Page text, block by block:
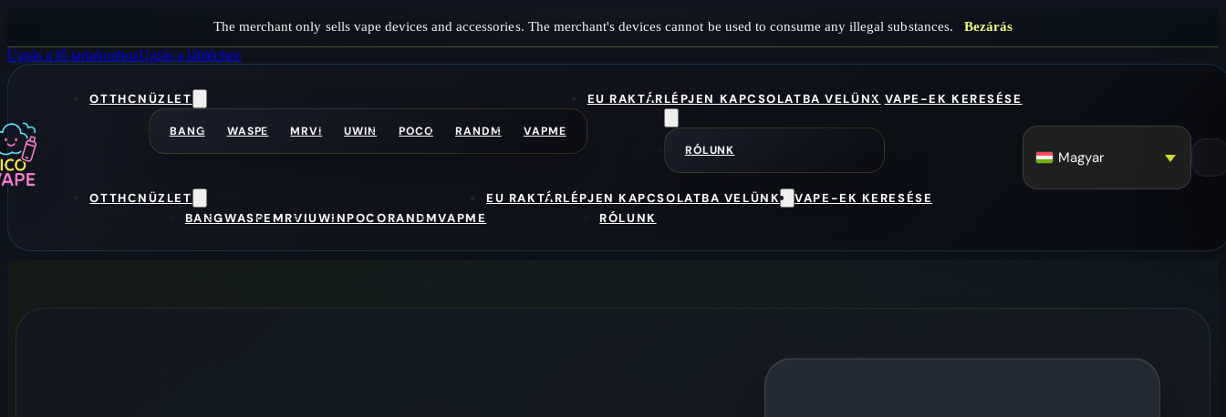
The merchant only sells vape devices and accessories. The merchant's devices cannot be used to consume any illegal substances. Bezárás
Ugrás a fő tartalomhozUgrás a lábléchez
OTTHONÜZLET
BANG WASPE MRVI UWIN POCO RANDM VAPME
EU RAKTÁRLÉPJEN KAPCSOLATBA VELÜNK
RÓLUNK
VAPE-EK KERESÉSE
OTTHONÜZLET
BANGWASPEMRVIUWINPOCORANDMVAPME
EU RAKTÁRLÉPJEN KAPCSOLATBA VELÜNK
RÓLUNK
VAPE-EK KERESÉSE
Magyar